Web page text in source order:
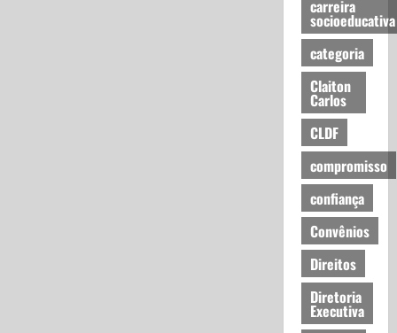
carreira
socioeducativa
categoria
Claiton
Carlos
CLDF
compromisso
confiança
Convênios
Direitos
Diretoria
Executiva